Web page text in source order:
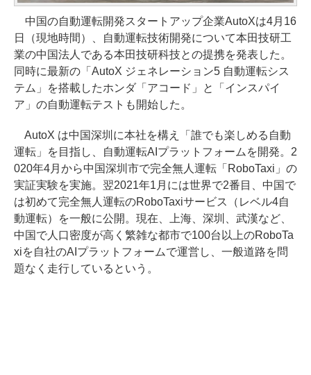
中国の自動運転開発スタートアップ企業AutoXは4月16
日（現地時間）、自動運転技術開発について本田技研工
業の中国法人である本田技研科技との提携を発表した。
同時に最新の「AutoX ジェネレーション5 自動運転シス
テム」を搭載したホンダ「アコード」と「インスパイ
ア」の自動運転テストも開始した。
AutoX は中国深圳に本社を構え「誰でも楽しめる自動
運転」を目指し、自動運転AIプラットフォームを開発。2
020年4月から中国深圳市で完全無人運転「RoboTaxi」の
実証実験を実施。翌2021年1月には世界で2番目、中国で
は初めて完全無人運転のRoboTaxiサービス（レベル4自
動運転）を⼀般に公開。現在、上海、深圳、武漢など、
中国で人口密度が高く繁雑な都市で100台以上のRoboTa
xiを自社のAIプラットフォームで運営し、⼀般道路を問
題なく走行しているという。